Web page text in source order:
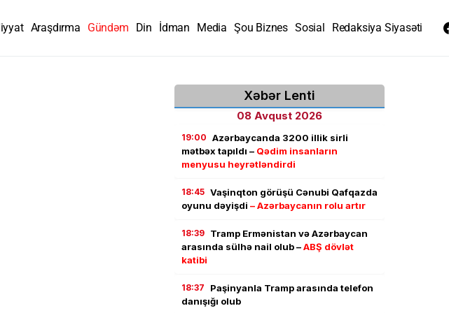
Araşdırma Gündəm Din İdman Media Şou Biznes Sosial Redaksiya Siyasəti
Xəbər Lenti
08 Avqust 2026
19:00 Azərbaycanda 3200 illik sirli
mətbəx tapıldı – Qədim insanların
menyusu heyrətləndirdi
18:45 Vaşinqton görüşü Cənubi Qafqazda
oyunu dəyişdi – Azərbaycanın rolu artır
18:39 Tramp Ermənistan və Azərbaycan
arasında sülhə nail olub –ABŞ dövlət
katibi
18:37
Paşinyanla Tramp arasında telefon
danışığı olub